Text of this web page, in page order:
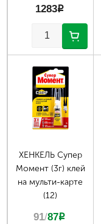
1283p
ХЕНКЕЛЬ Супер
Момент (3г) клей
на мульти-карте
(12)
91/87p